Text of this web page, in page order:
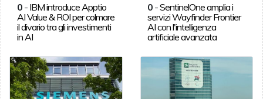
0- IBM introduce Apptio
AI Value & ROI per colmare
il divario tra gli investimenti
in AI
0 -SentinelOne amplia i
servizi Wayfinder Frontier
AI con l'intelligenza
artificiale avanzata